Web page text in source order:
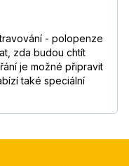
- polopenze
zda budou chtít
je možné připravit
také speciální